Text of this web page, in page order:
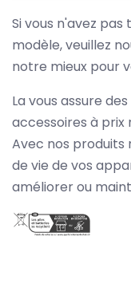
Si vous n'avez
modèle, veuillez
notre mieux pour
La vous assure
accessoires à prix
Avec nos produits
de vie de vos
améliorer ou